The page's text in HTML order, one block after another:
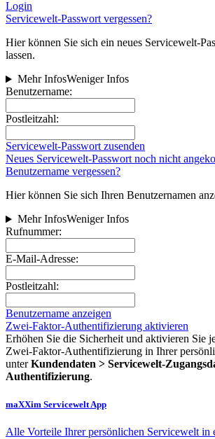
Login
Servicewelt-Passwort vergessen?
Hier können Sie sich ein neues Servicewelt-
lassen.
Mehr InfosWeniger Infos
Benutzername:
Postleitzahl:
Servicewelt-Passwort zusenden
Neues Servicewelt-Passwort noch nicht
Benutzername vergessen?
Hier können Sie sich Ihren Benutzernamen
Mehr InfosWeniger Infos
Rufnummer:
E-Mail-Adresse:
Postleitzahl:
Benutzername anzeigen
Zwei-Faktor-Authentifizierung aktivieren
Erhöhen Sie die Sicherheit und aktivieren Sie
Zwei‑Faktor‑Authentifizierung in Ihrer
unterKundendaten > Servicewelt-
Authentifizierung.
maXXim Servicewelt App
Alle Vorteile Ihrer persönlichen Servicewelt in